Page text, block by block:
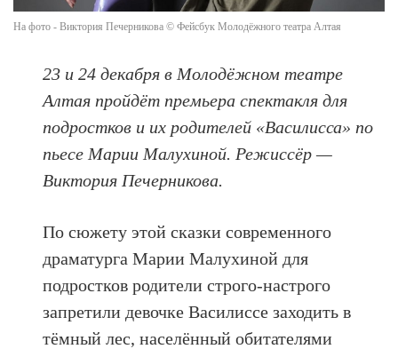
На фото - Виктория Печерникова © Фейсбук Молодёжного театра Алтая
23 и 24 декабря в Молодёжном театре
Алтая пройдёт премьера спектакля для
подростков и их родителей «Василисса» по
пьесе Марии Малухиной. Режиссёр —
Виктория Печерникова.
По сюжету этой сказки современного
драматурга Марии Малухиной для
подростков родители строго-настрого
запретили девочке Василиссе заходить в
тёмный лес, населённый обитателями